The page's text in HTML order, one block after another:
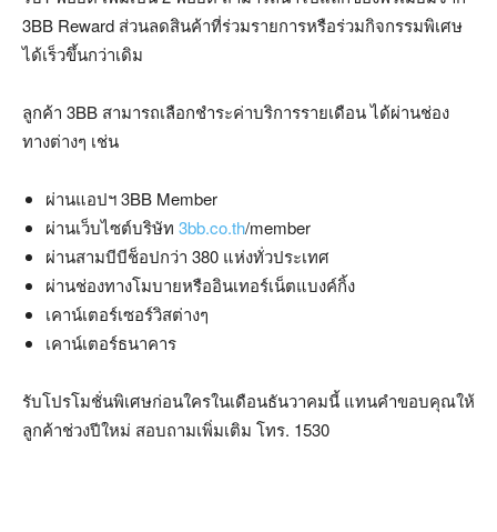
3BB Reward ส่วนลดสินค้าที่ร่วมรายการหรือร่วมกิจกรรมพิเศษ
ได้เร็วขึ้นกว่าเดิม
ลูกค้า 3BB สามารถเลือกชำระค่าบริการรายเดือน ได้ผ่านช่อง
ทางต่างๆ เช่น
ผ่านแอปฯ 3BB Member
ผ่านเว็บไซต์บริษัท 3bb.co.th/member
ผ่านสามบีบีช็อปกว่า 380 แห่งทั่วประเทศ
ผ่านช่องทางโมบายหรืออินเทอร์เน็ตแบงค์กิ้ง
เคาน์เตอร์เซอร์วิสต่างๆ
เคาน์เตอร์ธนาคาร
รับโปรโมชั่นพิเศษก่อนใครในเดือนธันวาคมนี้ แทนคำขอบคุณให้
ลูกค้าช่วงปีใหม่ สอบถามเพิ่มเติม โทร. 1530